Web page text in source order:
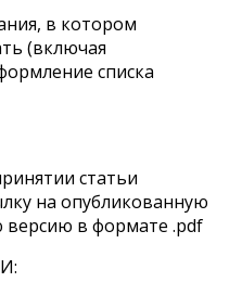
в котором
(включая
списка
статьи
на опубликованную
версию в формате .pdf